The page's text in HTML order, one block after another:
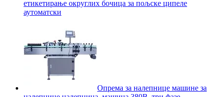
етикетирање округлих бочица за пољске ципеле
аутоматски
Опрема за налепнице машине за